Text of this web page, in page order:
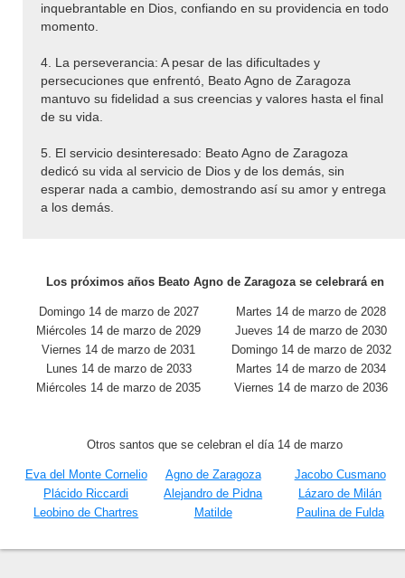
inquebrantable en Dios, confiando en su providencia en todo
momento.
4. La perseverancia: A pesar de las dificultades y
persecuciones que enfrentó, Beato Agno de Zaragoza
mantuvo su fidelidad a sus creencias y valores hasta el final
de su vida.
5. El servicio desinteresado: Beato Agno de Zaragoza
dedicó su vida al servicio de Dios y de los demás, sin
esperar nada a cambio, demostrando así su amor y entrega
a los demás.
Los próximos años Beato Agno de Zaragoza se celebrará en
Domingo 14 de marzo de 2027
Martes 14 de marzo de 2028
Miércoles 14 de marzo de 2029
Jueves 14 de marzo de 2030
Viernes 14 de marzo de 2031
Domingo 14 de marzo de 2032
Lunes 14 de marzo de 2033
Martes 14 de marzo de 2034
Miércoles 14 de marzo de 2035
Viernes 14 de marzo de 2036
Otros santos que se celebran el día 14 de marzo
Eva del Monte Cornelio Agno de Zaragoza
Jacobo Cusmano
Plácido Riccardi
Alejandro de Pidna
Lázaro de Milán
Leobino de Chartres
Matilde Paulina de Fulda